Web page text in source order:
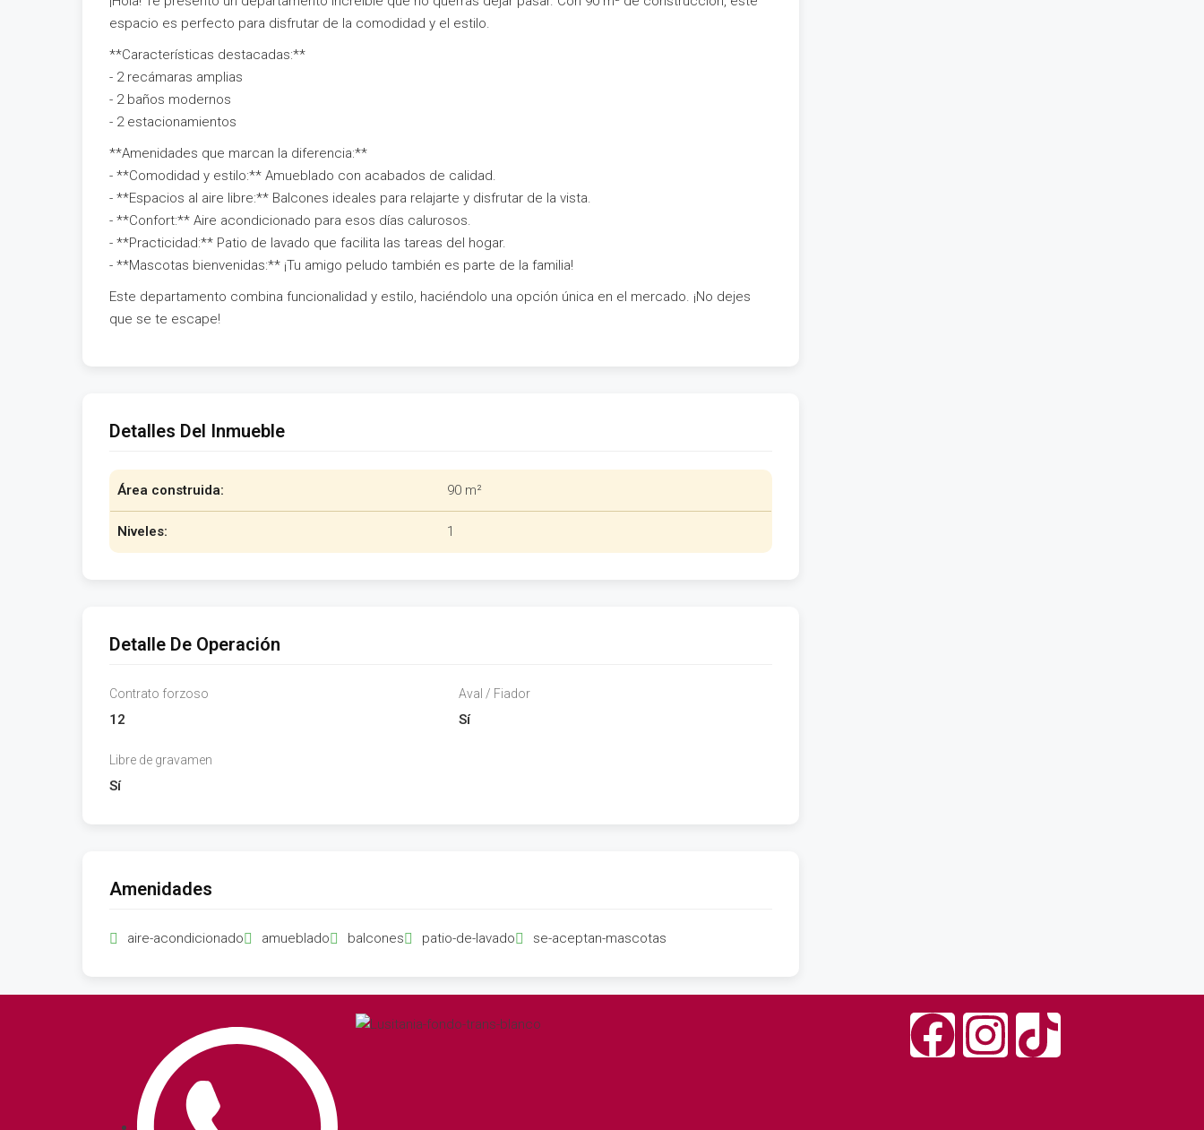
espacio es perfecto para disfrutar de la comodidad y el estilo.
**Características destacadas:**
- 2 recámaras amplias
- 2 baños modernos
- 2 estacionamientos
**Amenidades que marcan la diferencia:**
- **Comodidad y estilo:** Amueblado con acabados de calidad.
- **Espacios al aire libre:** Balcones ideales para relajarte y disfrutar de la vista.
- **Confort:** Aire acondicionado para esos días calurosos.
- **Practicidad:** Patio de lavado que facilita las tareas del hogar.
- **Mascotas bienvenidas:** ¡Tu amigo peludo también es parte de la familia!
Este departamento combina funcionalidad y estilo, haciéndolo una opción única en el mercado. ¡No dejes
que se te escape!
Detalles Del Inmueble
Área construida: 90 m²
Niveles: 1
Detalle De Operación
Contrato forzoso
12
Aval / Fiador
Sí
Libre de gravamen
Sí
Amenidades
aire-acondicionado amueblado balcones patio-de-lavado se-aceptan-mascotas